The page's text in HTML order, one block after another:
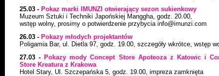
25.03 - Pokaz marki IMUNZI otwierający sezon sukienkowy
Muzeum Sztuki i Techniki Japońskiej Manggha, godz. 20.00,
wstęp wolny, prosimy o potwierdzenie przybycia info@imunzi.com
26.03 - Pokazy młodych projektantów
Poligamia Bar, ul. Dietla 97, godz. 19.00, szczegóły wkrótce, wstęp
27.03 - Pokazy mody Concept Store Apoteoza z Katowic i
Store Kreatura z Krakowa
Hotel Stary, Ul. Szczepańska 5, godz. 19.00, impreza zamknięta